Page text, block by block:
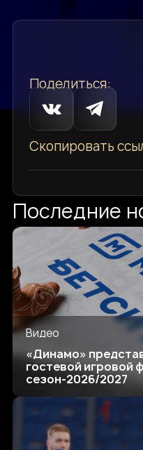
Поделиться:
Скопировать
Последние
Видео
«Динамо»
гостевой игровой
сезон-2026/2027